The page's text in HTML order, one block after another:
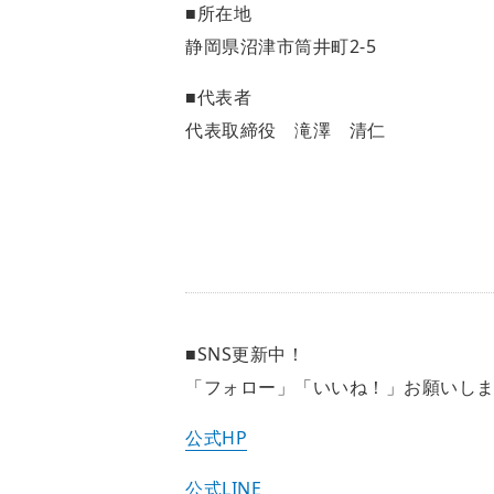
■所在地
静岡県沼津市筒井町2-5
■代表者
代表取締役 滝澤 清仁
■SNS更新中！
「フォロー」「いいね！」お願いし
公式HP
公式LINE